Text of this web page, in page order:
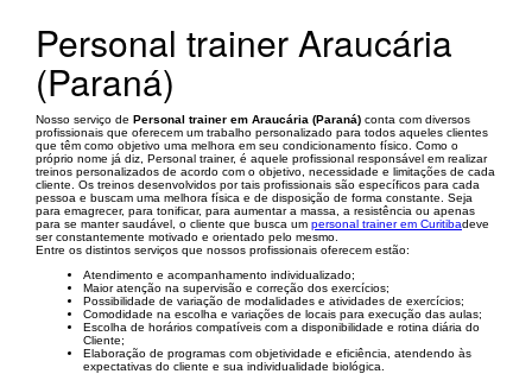
Personal trainer Araucária
(Paraná)
Nosso serviço de Personal trainer em Araucária (Paraná) conta com diversos
profissionais que oferecem um trabalho personalizado para todos aqueles clientes
que têm como objetivo uma melhora em seu condicionamento físico. Como o
próprio nome já diz, Personal trainer, é aquele profissional responsável em realizar
treinos personalizados de acordo com o objetivo, necessidade e limitações de cada
cliente. Os treinos desenvolvidos por tais profissionais são específicos para cada
pessoa e buscam uma melhora física e de disposição de forma constante. Seja
para emagrecer, para tonificar, para aumentar a massa, a resistência ou apenas
para se manter saudável, o cliente que busca um personal trainer em Curitibadeve
ser constantemente motivado e orientado pelo mesmo.
Entre os distintos serviços que nossos profissionais oferecem estão:
Atendimento e acompanhamento individualizado;
Maior atenção na supervisão e correção dos exercícios;
Possibilidade de variação de modalidades e atividades de exercícios;
Comodidade na escolha e variações de locais para execução das aulas;
Escolha de horários compatíveis com a disponibilidade e rotina diária do
Cliente;
Elaboração de programas com objetividade e eficiência, atendendo às
expectativas do cliente e sua individualidade biológica.